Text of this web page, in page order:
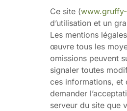
Ce site (
d’utilisation et un
Les mentions
œuvre tous les
omissions peuvent
signaler toutes
ces informations, et
demander
serveur du site que